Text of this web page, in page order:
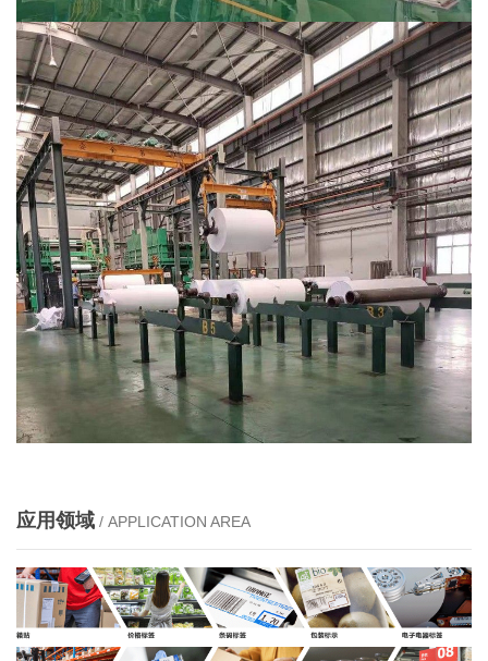
应用领域 / APPLICATION AREA